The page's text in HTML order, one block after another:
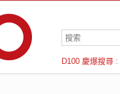
D100 慶爆搜尋 :
羅倫斯